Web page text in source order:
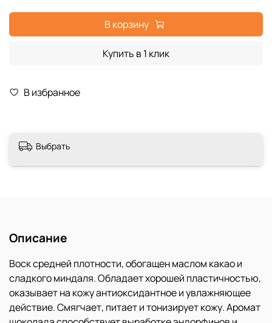
В избранное
В корзину
Купить в 1 клик
Выбрать
Описание
Воск средней плотности, обогащен маслом какао и
сладкого миндаля. Обладает хорошей пластичностью,
оказывает на кожу антиоксидантное и увлажняющее
действие. Смягчает, питает и тонизирует кожу. Аромат